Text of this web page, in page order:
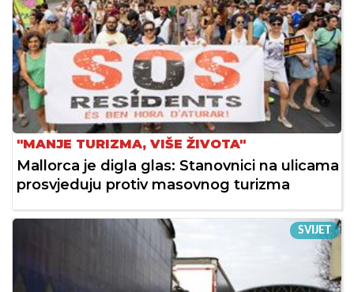
"MANJE TURIZMA, VIŠE ŽIVOTA"
Mallorca je digla glas: Stanovnici na ulicama
prosvjeduju protiv masovnog turizma
SVIJET